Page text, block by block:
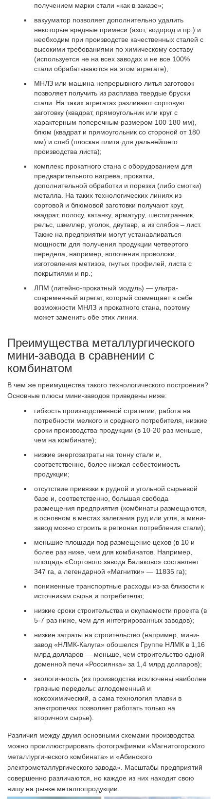
получением марки стали «как в заказе»;
вакууматор позволяет дополнительно удалить
некоторые вредные примеси (азот, водород и пр.) и
необходим при производстве качественных сталей с
высокими требованиями по химическому составу
(используется не на всех заводах и не все 100%
стали обрабатываются на этом агрегате);
МНЛЗ или машина непрерывного литья заготовок
позволяет получить из расплава твердые бруски
стали. На таких агрегатах разливают сортовую
заготовку (квадрат, прямоугольник или круг с
характерным поперечным размером 100-180 мм),
блюм (квадрат и прямоугольник со стороной от 180
мм) и сляб (плоская плита для дальнейшего
производства листа);
комплекс прокатного стана с оборудованием для
предварительного нагрева, прокатки,
дополнительной обработки и порезки (либо смотки)
металла. На таких технологических линиях из
сортовой и блюмовой заготовки получают круг,
квадрат, полосу, катанку, арматуру, шестигранник,
рельс, швеллер, уголок, двутавр, а из слябов – лист.
Также на предприятии могут устанавливаться
мощности для получения продукции четвертого
передела, например, волочения проволоки,
изготовления метизов, гнутых профилей, листа с
покрытиями и пр.;
ЛПМ (литейно-прокатный модуль) — ультра-
современный агрегат, который совмещает в себе
возможности МНЛЗ и прокатного стана, поэтому
может заменить обе этих линии.
Преимущества металлургического
мини-завода в сравнении с
комбинатом
В чем же преимущества такого технологического построения?
Основные плюсы мини-заводов приведены ниже:
гибкость производственной стратегии, работа на
потребности мелкого и среднего потребителя, низкие
сроки производства продукции (в 10-20 раз меньше,
чем на комбинате);
низкие энергозатраты на тонну стали и,
соответственно, более низкая себестоимость
продукции;
отсутствие привязки к рудной и угольной сырьевой
базе и, соответственно, большая свобода
размещения предприятия (комбинаты размещаются,
в основном в местах залегания руд или угля, а мини-
завод можно строить в регионах потребления стали);
меньшие площади под размещение цехов (в 10 и
более раз ниже, чем для комбинатов. Например,
площадь «Сортового завода Балаково» составляет
347 га, а легендарной «Магнитки» — 11835 га);
пониженные транспортные расходы из-за близости к
источникам сырья и потребителю;
низкие сроки строительства и окупаемости проекта (в
5-7 раз ниже, чем для интегрированных заводов);
низкие затраты на строительство (например, мини-
завод «НЛМК-Калуга» обошелся Группе НЛМК в 1,16
млрд долларов — меньше, чем строительство одной
доменной печи «Россиянка» за 1,4 млрд долларов);
экологичность (из производства исключены наиболее
грязные переделы: аглодоменный и
коксохимический, а сама технология плавки в
электропечах позволяет работать только на
вторичном сырье).
Различия между двумя основными схемами производства
можно проиллюстрировать фотографиями «Магнитогорского
металлургического комбината» и «Абинского
электрометаллургического завода». Масштабы предприятий
совершенно различаются, но каждое из них находит свою
нишу на рынке металлопродукции.